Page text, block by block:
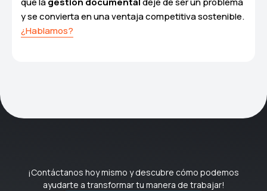
y se convierta en una ventaja competitiva sostenible.
¿Hablamos?
¡Contáctanos hoy mismo y descubre cómo podemos
ayudarte a transformar tu manera de trabajar!